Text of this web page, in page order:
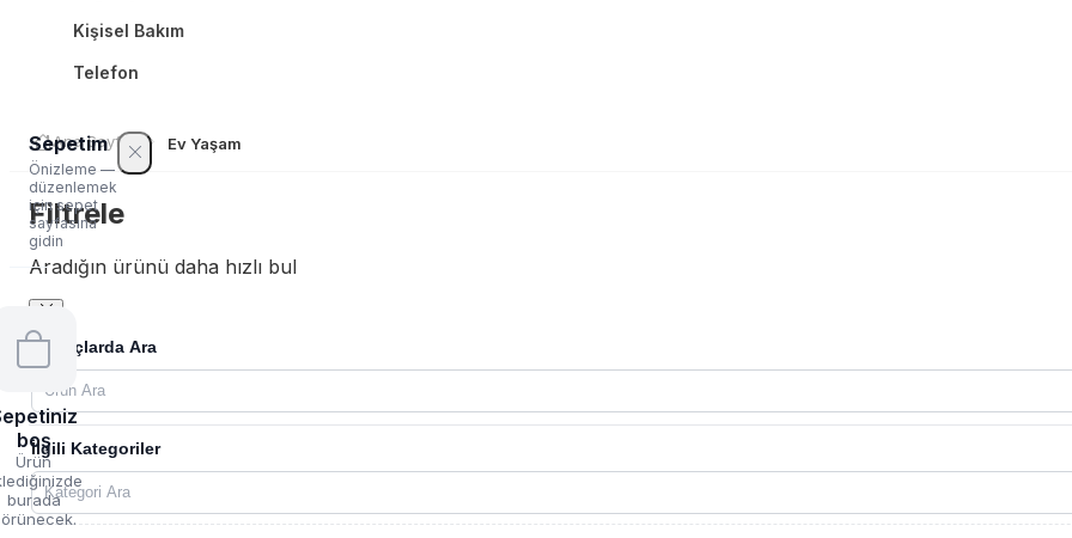
Kişisel Bakım
Telefon
Sepetim
Önizleme —
düzenlemek
için sepet
sayfasına
gidin
boş
Ürün
burada
Ana Sayfa Ev Yaşam
Filtrele
Aradığın ürünü daha hızlı bul
Sonuçlarda Ara
İlgili Kategoriler